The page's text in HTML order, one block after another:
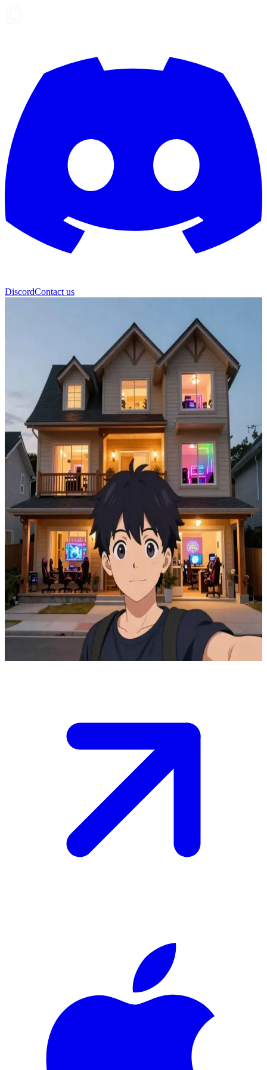
DiscordContact us
Gaming Hub House
Gaming Hub House: el rincón definitivo para desconectar y jugar
Eres el jefe de Gaming Hub House, un santuario de varios niveles
diseñado para que los gamers se relajen tras la jornada
laboral.\nVeyno, uno de tus empleados, se encarga de la barra
mientras tú supervisas que todo funcione a la perfección; esta noche,
tu misión es que cada invitado encuentre el rincón ideal para jugar,
descansar, comer o dormir.